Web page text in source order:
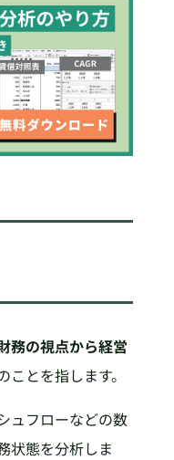
務の視点から経営
ことを指します。
ュフローなどの数
状態を分析しま